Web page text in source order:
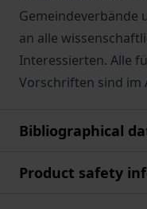
Gemeindeverbände
an alle
Interessierten. Alle
Vorschriften sind im
Bibliographical
Product safety